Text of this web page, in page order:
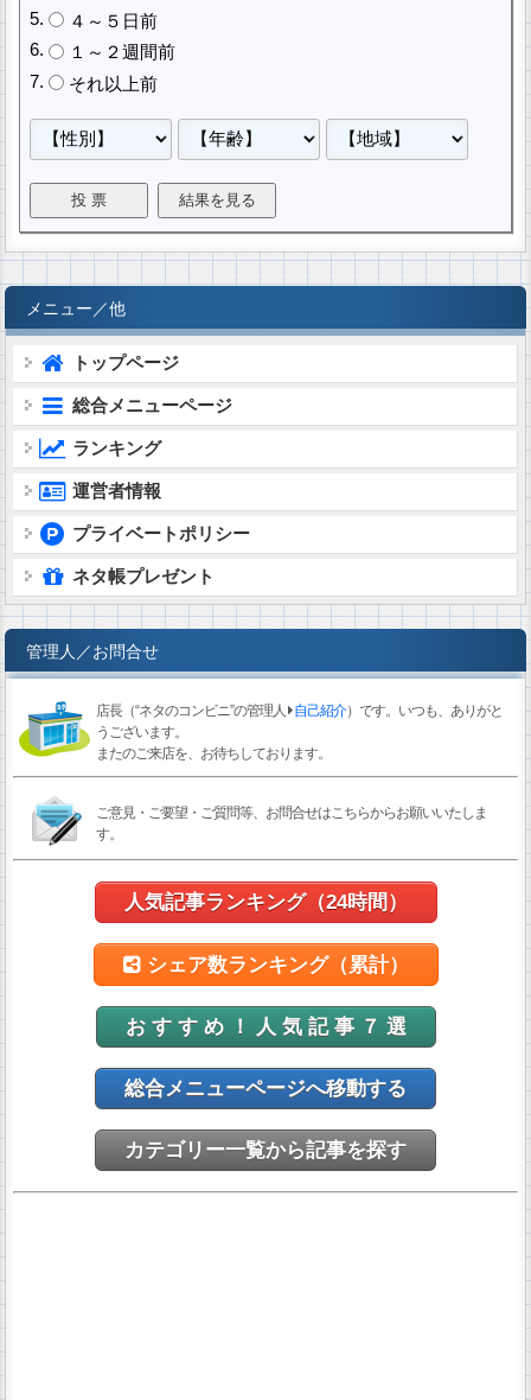
４～５日前
１～２週間前
それ以上前
メニュー／他
トップページ
総合メニューページ
ランキング
運営者情報
プライベートポリシー
ネタ帳プレゼント
管理人／お問合せ
店長（“ネタのコンビニ”の管理人 自己紹介）です。いつも、ありがと
うございます。
またのご来店を、お待ちしております。
ご意見・ご要望・ご質問等、お問合せはこちらからお願いいたしま
す。
人気記事ランキング（24時間）
シェア数ランキング（累計）
お す す め ！ 人 気 記 事 ７ 選
総合メニューページへ移動する
カテゴリー一覧から記事を探す